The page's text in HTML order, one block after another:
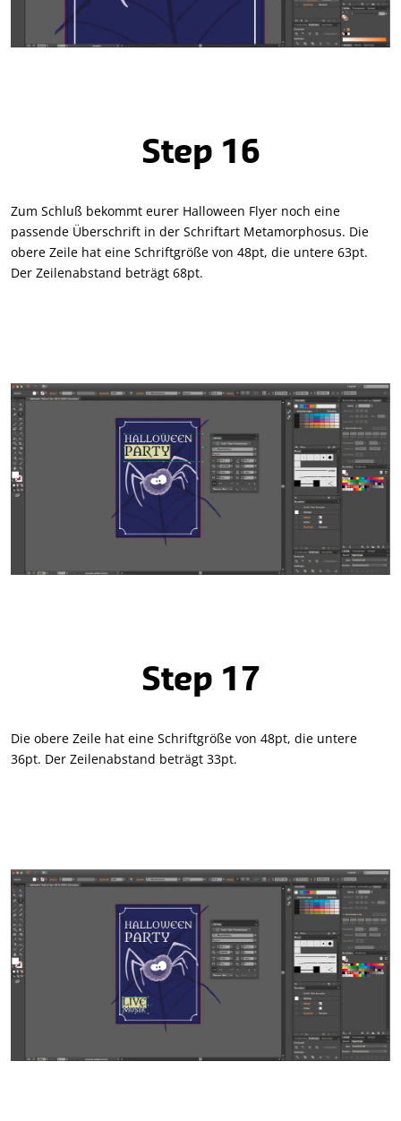
Step 16
Zum Schluß bekommt eurer Halloween Flyer noch eine
passende Überschrift in der Schriftart Metamorphosus. Die
obere Zeile hat eine Schriftgröße von 48pt, die untere 63pt.
Der Zeilenabstand beträgt 68pt.
Step 17
Die obere Zeile hat eine Schriftgröße von 48pt, die untere
36pt. Der Zeilenabstand beträgt 33pt.